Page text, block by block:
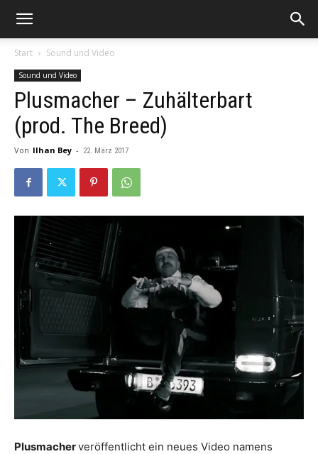
Start Sound und Video
Sound und Video
Plusmacher – Zuhälterbart
(prod. The Breed)
Von Ilhan Bey - 22. März 2017
Plusmacherveröffentlicht ein neues Video namens